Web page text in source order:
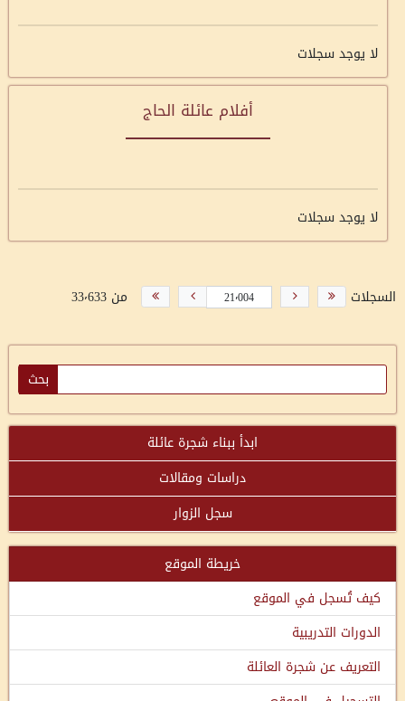
لا يوجد سجلات
أفلام عائلة الحاج
لا يوجد سجلات
السجلات من 33٬633
ابدأ ببناء شجرة عائلة
دراسات ومقالات
سجل الزوار
خريطة الموقع
كيف تُسجل في الموقع
الدورات التدريبية
التعريف عن شجرة العائلة